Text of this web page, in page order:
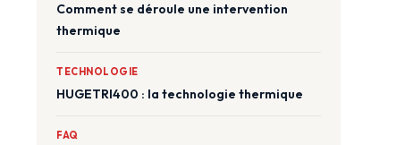
Comment se déroule une intervention
thermique
TECHNOLOGIE
HUGETRI400 : la technologie thermique
FAQ